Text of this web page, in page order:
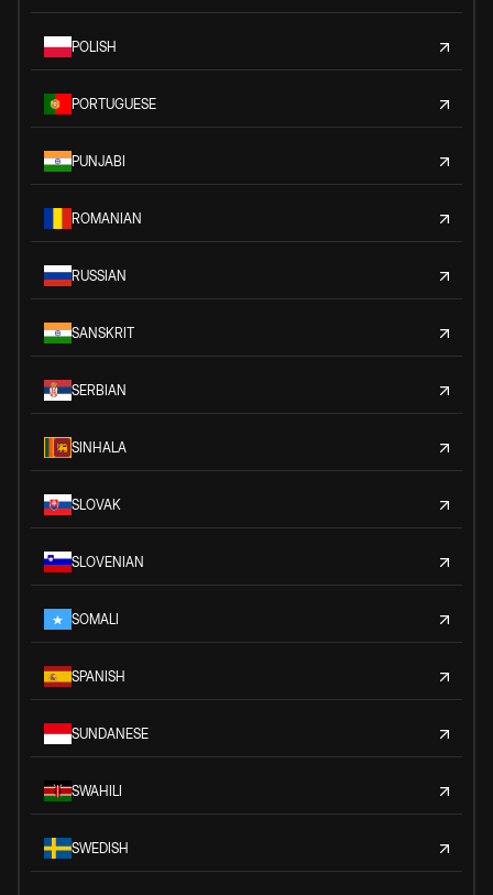
POLISH
PORTUGUESE
PUNJABI
ROMANIAN
RUSSIAN
SANSKRIT
SERBIAN
SINHALA
SLOVAK
SLOVENIAN
SOMALI
SPANISH
SUNDANESE
SWAHILI
SWEDISH